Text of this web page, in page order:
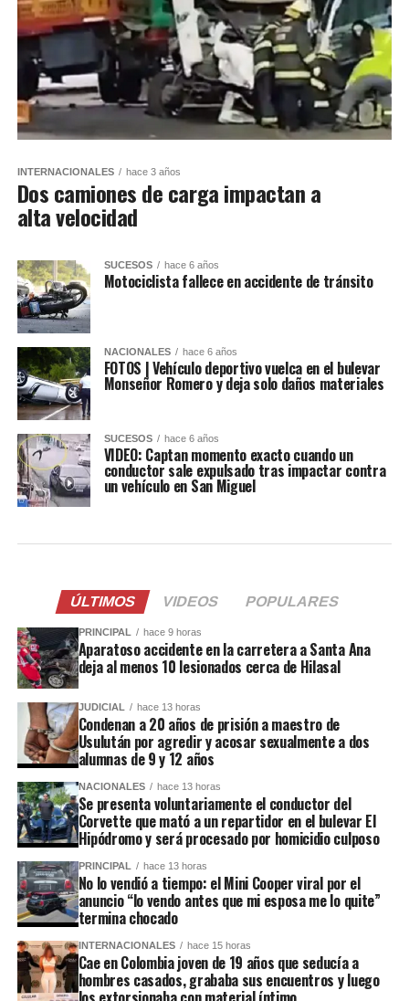
INTERNACIONALES hace 3 años
Dos camiones de carga impactan a
alta velocidad
SUCESOS hace 6 años
Motociclista fallece en accidente de tránsito
NACIONALES hace 6 años
FOTOS | Vehículo deportivo vuelca en el bulevar
Monseñor Romero y deja solo daños materiales
SUCESOS hace 6 años
VIDEO: Captan momento exacto cuando un
conductor sale expulsado tras impactar contra
un vehículo en San Miguel
ÚLTIMOS VIDEOS POPULARES
PRINCIPAL hace 9 horas
Aparatoso accidente en la carretera a Santa Ana
deja al menos 10 lesionados cerca de Hilasal
JUDICIAL hace 13 horas
Condenan a 20 años de prisión a maestro de
Usulután por agredir y acosar sexualmente a dos
alumnas de 9 y 12 años
NACIONALES hace 13 horas
Se presenta voluntariamente el conductor del
Corvette que mató a un repartidor en el bulevar El
Hipódromo y será procesado por homicidio culposo
PRINCIPAL hace 13 horas
No lo vendió a tiempo: el Mini Cooper viral por el
anuncio “lo vendo antes que mi esposa me lo quite”
termina chocado
INTERNACIONALES hace 15 horas
Cae en Colombia joven de 19 años que seducía a
hombres casados, grababa sus encuentros y luego